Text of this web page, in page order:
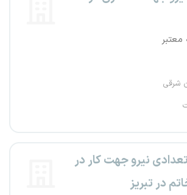
شرقی
نیرو جهت کار در
در تبریز